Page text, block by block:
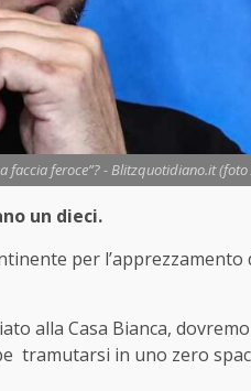
faccia feroce”? - Blitzquotidiano.it (foto
un dieci.
per l’apprezzamento
alla Casa Bianca,
tramutarsi in uno zero